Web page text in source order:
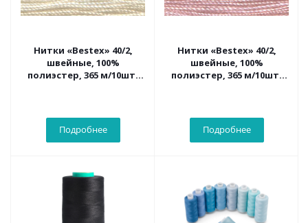
Нитки «Bestex» 40/2,
швейные, 100%
полиэстер, 365 м/10шт.
Подробнее
Нитки «Bestex» 40/2,
швейные, 100%
полиэстер, 365 м/10шт.
Подробнее